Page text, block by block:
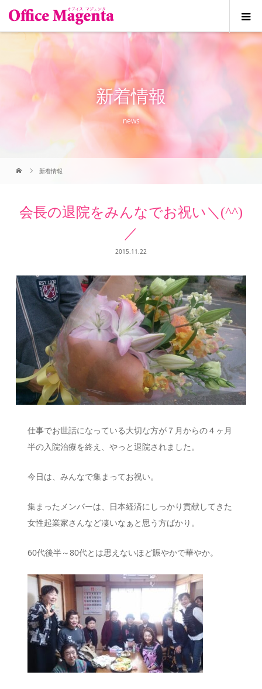
新着情報
news
新着情報
会長の退院をみんなでお祝い＼(^^)
／
2015.11.22
仕事でお世話になっている大切な方が７月からの４ヶ月
半の入院治療を終え、やっと退院されました。
今日は、みんなで集まってお祝い。
集まったメンバーは、日本経済にしっかり貢献してきた
女性起業家さんなど凄いなぁと思う方ばかり。
60代後半～80代とは思えないほど賑やかで華やか。